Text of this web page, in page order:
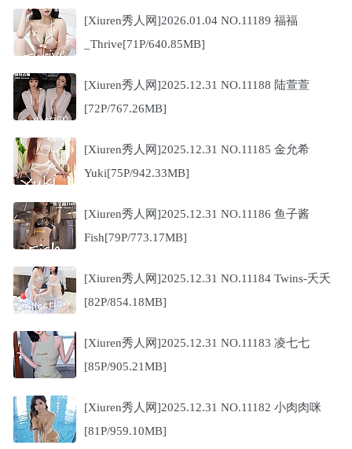
[Xiuren秀人网]2026.01.04 NO.11189 福福
_Thrive[71P/640.85MB]
[Xiuren秀人网]2025.12.31 NO.11188 陆萱萱
[72P/767.26MB]
[Xiuren秀人网]2025.12.31 NO.11185 金允希
Yuki[75P/942.33MB]
[Xiuren秀人网]2025.12.31 NO.11186 鱼子酱
Fish[79P/773.17MB]
[Xiuren秀人网]2025.12.31 NO.11184 Twins-夭夭
[82P/854.18MB]
[Xiuren秀人网]2025.12.31 NO.11183 凌七七
[85P/905.21MB]
[Xiuren秀人网]2025.12.31 NO.11182 小肉肉咪
[81P/959.10MB]